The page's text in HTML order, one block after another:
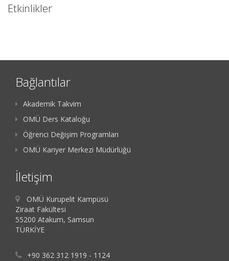
Etkinlikler
Bağlantılar
Akademik Takvim
OMÜ Ders Kataloğu
Öğrenci Değişim Programları
OMÜ Kariyer Merkezi Müdürlüğü
İletişim
OMÜ Kurupelit Kampüsü
Ziraat Fakültesi
55200 Atakum, Samsun
TÜRKİYE
+90 362 312 1919 - 1124